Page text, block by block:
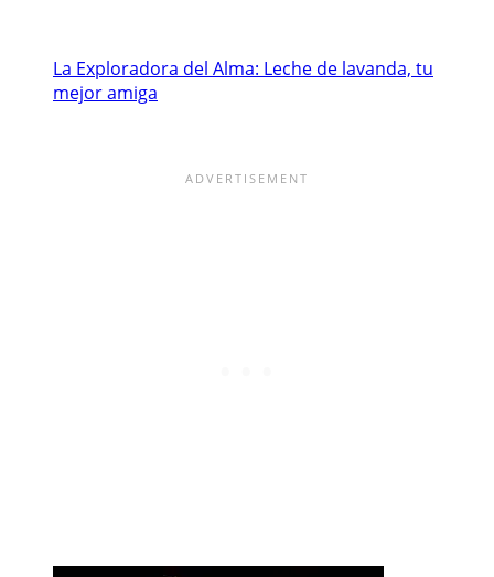
La Exploradora del Alma: Leche de lavanda, tu
mejor amiga